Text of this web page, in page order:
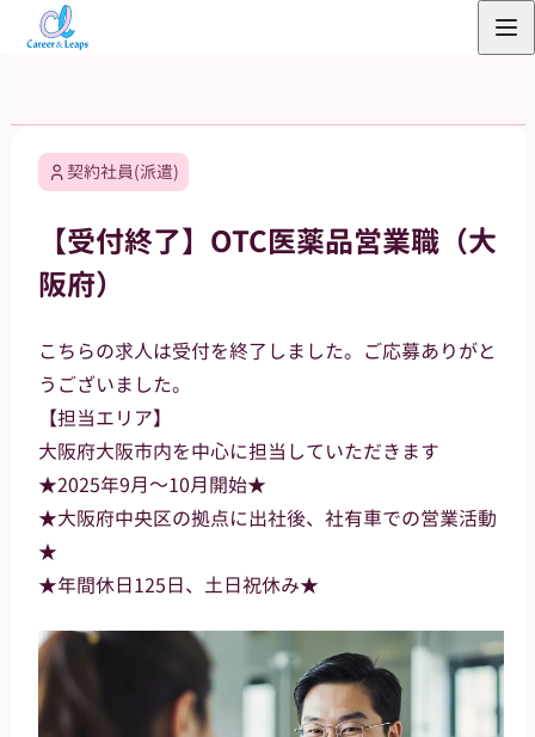
ス
契約社員(派遣)
【受付終了】OTC医薬品営業職（大
阪府）
こちらの求人は受付を終了しました。ご応募ありがと
うございました。
【担当エリア】
大阪府大阪市内を中心に担当していただきます
★2025年9月～10月開始★
★大阪府中央区の拠点に出社後、社有車での営業活動
★
★年間休日125日、土日祝休み★